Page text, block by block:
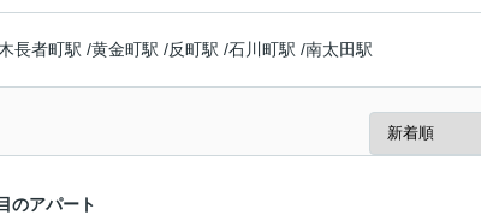
長者町駅 /黄金町駅 /反町駅 /石川町駅 /南太田駅
のアパート